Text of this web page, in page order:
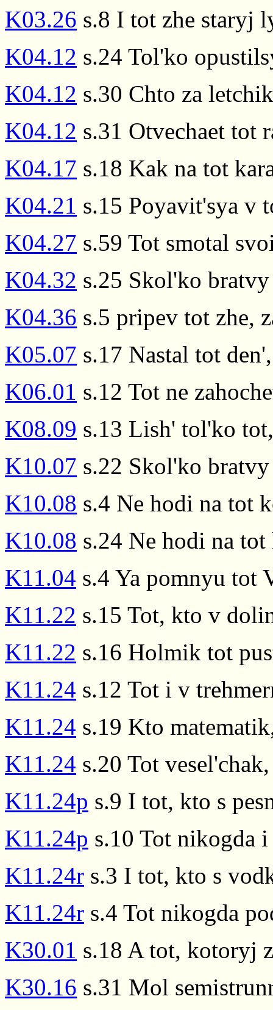
K03.26 s.8 I tot zhe staryj
K04.12 s.24 Tol'ko
K04.12 s.30 Chto za
K04.12 s.31 Otvechaet tot
K04.17 s.18 Kak na tot
K04.21 s.15 Poyavit'sya v
K04.27 s.59 Tot smotal
K04.32 s.25 Skol'ko
K04.36 s.5 pripev tot zhe,
K05.07 s.17 Nastal tot
K06.01 s.12 Tot ne
K08.09 s.13 Lish' tol'ko
K10.07 s.22 Skol'ko
K10.08 s.4 Ne hodi na tot
K10.08 s.24 Ne hodi na
K11.04 s.4 Ya pomnyu tot
K11.22 s.15 Tot, kto v
K11.22 s.16 Holmik tot
K11.24 s.12 Tot i v
K11.24 s.19 Kto
K11.24 s.20 Tot
K11.24p s.9 I tot, kto s
K11.24p s.10 Tot nikogda
K11.24r s.3 I tot, kto s
K11.24r s.4 Tot nikogda
K30.01 s.18 A tot, kotoryj
K30.16 s.31 Mol